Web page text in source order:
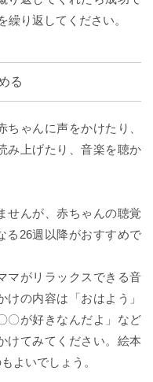
繰り返してください。
る
ゃんに声をかけたり、
み上げたり、音楽を聴か
せんが、赤ちゃんの聴覚
る26週以降がおすすめで
マがリラックスできる音
の内容は「おはよう」
〇が好きなんだよ」など
けてみてください。絵本
よいでしょう。